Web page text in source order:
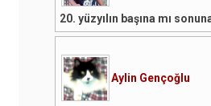
20. yüzyılın başına mı
Aylin Gençoğlu